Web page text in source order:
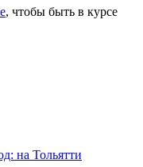
, чтобы быть в курсе
на Тольятти